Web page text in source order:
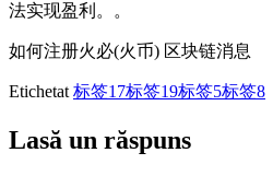
法实现盈利。。
如何注册火必(火币) 区块链消息
Etichetat 标签17标签19标签5标签8
Lasă un răspuns